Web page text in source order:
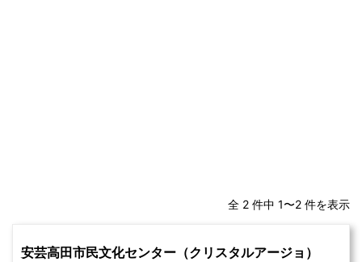
全 2 件中 1〜2 件を表示
安芸高田市民文化センター（クリスタルアージョ）